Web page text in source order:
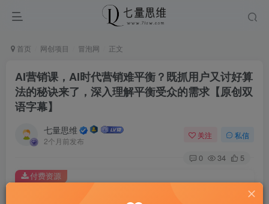
首页 网创项目 冒泡网 正文
AI营销课，AI时代营销难平衡？既抓用户又讨好算
法的秘诀来了，深入理解平衡受众的需求【原创双
语字幕】
七量思维
2个月前发布
关注 私信
0 34 5
付费资源